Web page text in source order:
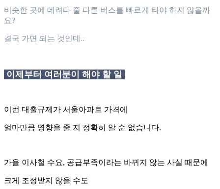
비슷한 곳에 데려다 줄 다른 버스를 빠르게 타야 하지 않을까
요?
결국 가면 되는 것인데..
이제부터 여러분이 해야 할 일
이번 대출규제가 서울아파트 가격에
얼마만큼 영향을 줄 지 정확히 알 순 없습니다.
가을 이사철 수요, 공급부족이라는 바뀌지 않는 사실 때문에
크게 조정받지 않을 수도